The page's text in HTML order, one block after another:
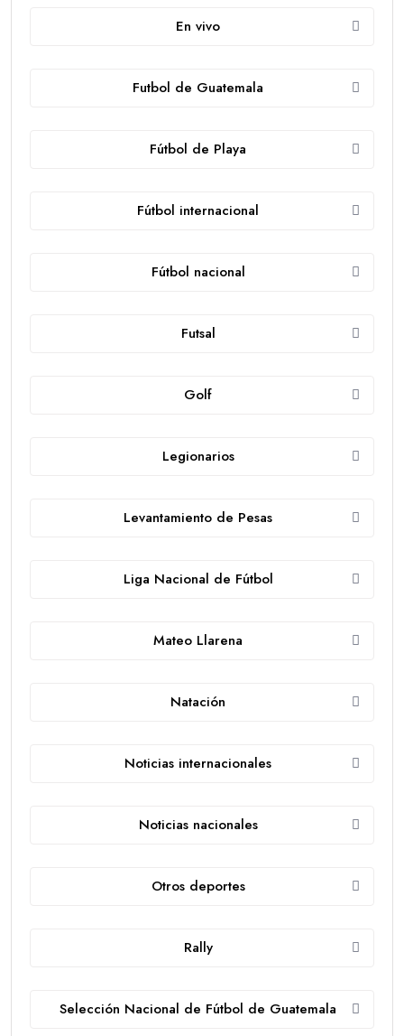
En vivo
Futbol de Guatemala
Fútbol de Playa
Fútbol internacional
Fútbol nacional
Futsal
Golf
Legionarios
Levantamiento de Pesas
Liga Nacional de Fútbol
Mateo Llarena
Natación
Noticias internacionales
Noticias nacionales
Otros deportes
Rally
Selección Nacional de Fútbol de Guatemala